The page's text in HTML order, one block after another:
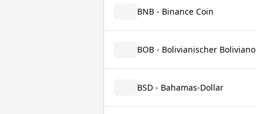
BNB - Binance Coin
BOB - Bolivianischer Boliviano
BSD - Bahamas-Dollar